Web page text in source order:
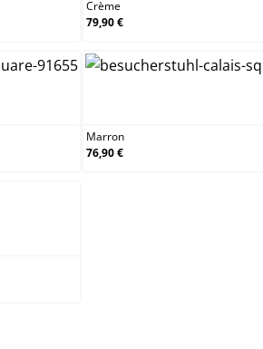
Crème
79,90 €
Marron
76,90 €